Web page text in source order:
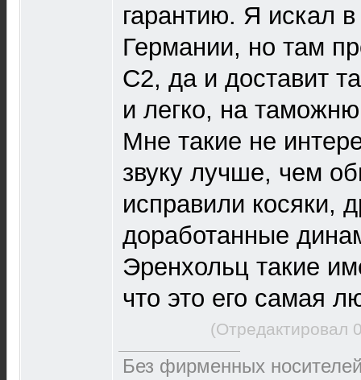
гарантию. Я искал
Германии, но там
C2, да и доставит
и легко, на
Мне такие не
звуку лучше, чем
исправили косяки,
доработанные
Эренхольц такие
что это его самая
(Отредактировал
Без фирменных